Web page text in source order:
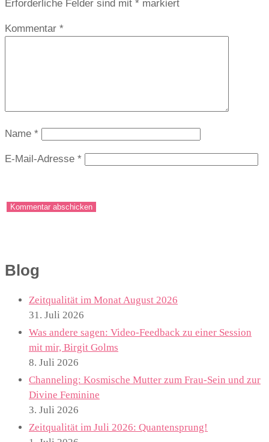
Erforderliche Felder sind mit * markiert
Kommentar *
Name *
E-Mail-Adresse *
Blog
Zeitqualität im Monat August 2026
31. Juli 2026
Was andere sagen: Video-Feedback zu einer Session
mit mir, Birgit Golms
8. Juli 2026
Channeling: Kosmische Mutter zum Frau-Sein und zur
Divine Feminine
3. Juli 2026
Zeitqualität im Juli 2026: Quantensprung!